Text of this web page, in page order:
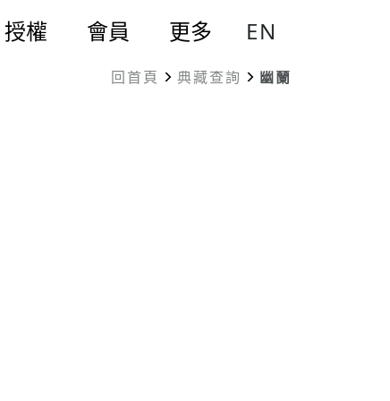
授權 會員 更多 EN
回首頁 典藏查詢 幽蘭